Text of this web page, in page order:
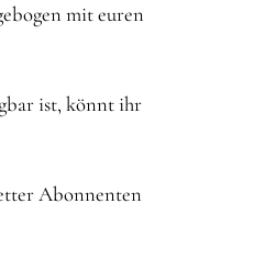
mit euren
ist, könnt ihr
Abonnenten